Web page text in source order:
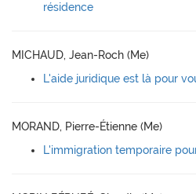
résidence
MICHAUD, Jean-Roch (Me)
L'aide juridique est là pour
MORAND, Pierre-Étienne (Me)
L'immigration temporaire